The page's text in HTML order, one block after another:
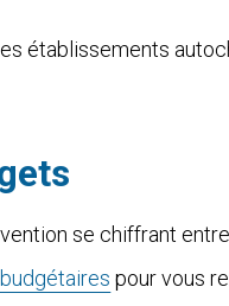
établissements
se chiffrant
pour vous